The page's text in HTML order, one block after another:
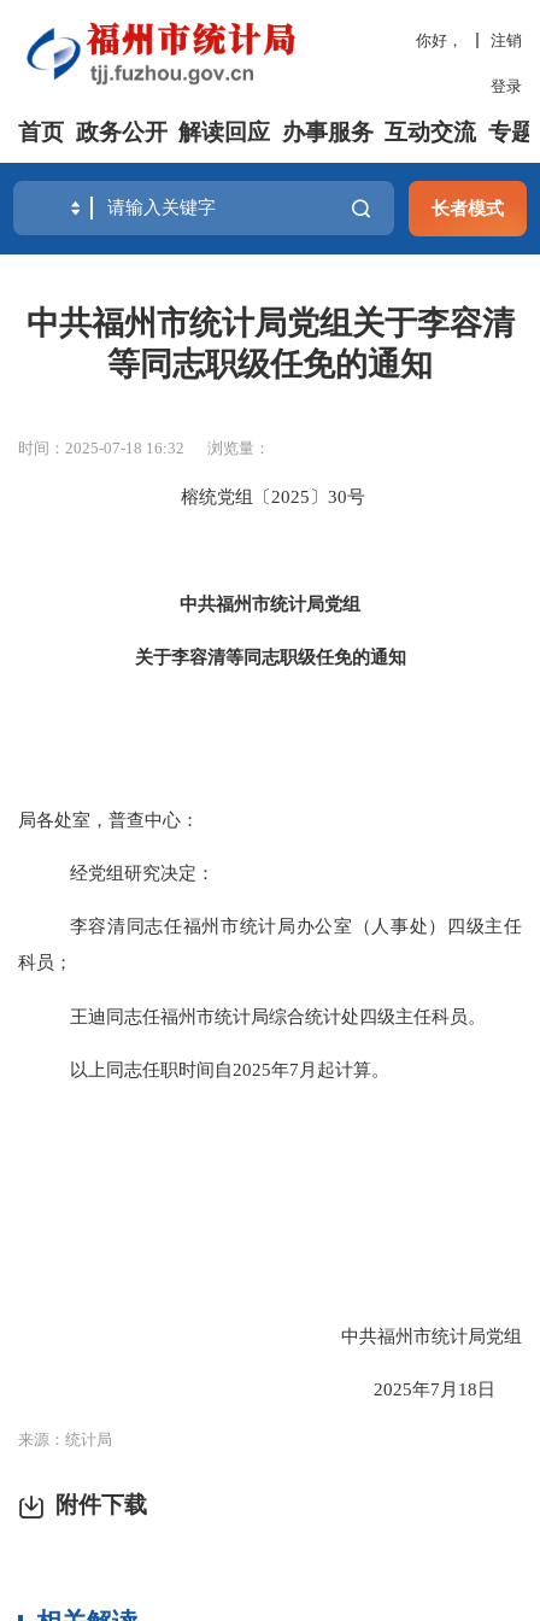
你好， 注销
登录
首页 政务公开 解读回应 办事服务 互动交流 专题
长者模式
中共福州市统计局党组关于李容清
等同志职级任免的通知
时间：2025-07-18 16:32 浏览量：
榕统党组 〔2025〕 30号
中共福州市统计局党组
关于李容清等同志职级任免的通知
局各处室，普查中心：
经党组研究决定：
李容清同志任福州市统计局办公室（人事处）四级主任
科员；
王迪同志任福州市统计局综合统计处四级主任科员。
以上同志任职时间自2025年7月起计算。
中共福州市统计局党组
2025年7 月 18日
来源：统计局
附件下载